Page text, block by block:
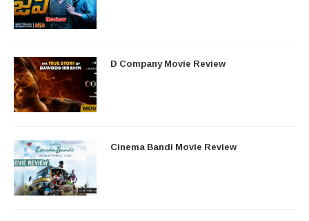
D Company Movie Review
Cinema Bandi Movie Review